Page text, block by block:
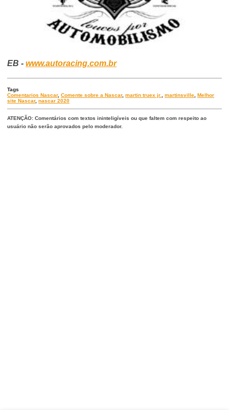
EB -www.autoracing.com.br
Tags
Comentarios Nascar,Comente sobre a Nascar,martin truex jr.,martinsville,Melhor
site Nascar,nascar 2020
ATENÇÃO: Comentários com textos ininteligíveis ou que faltem com respeito ao
usuário não serão aprovados pelo moderador.